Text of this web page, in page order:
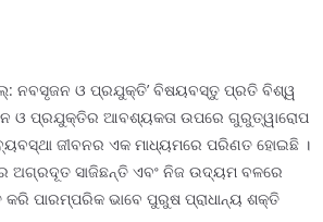
ନବସୃଜନ ଓ ପ୍ରଯୁକ୍ତି’ ବିଷୟବସ୍ତୁ ପ୍ରତି ବିଶ୍ୱ
ଓ ପ୍ରଯୁକ୍ତିର ଆବଶ୍ୟକତା ଉପରେ ଗୁରୁତ୍ୱାରୋପ
ଜୀବନର ଏକ ମାଧ୍ୟମରେ ପରିଣତ ହୋଇଛି ।
ଅଗ୍ରଦୂତ ସାଜିଛନ୍ତି ଏବଂ ନିଜ ଉଦ୍ୟମ ବଳରେ
ପାରମ୍ପରିକ ଭାବେ ପୁରୁଷ ପ୍ରାଧାନ୍ୟ ଶକ୍ତି